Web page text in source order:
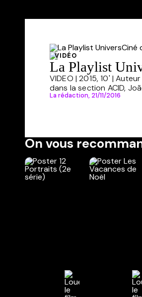
VIDÉO
La Playlist
VIDEO | 2015, 10' |
dans la section ACID,
La rédaction, 21/11/2016
On vous